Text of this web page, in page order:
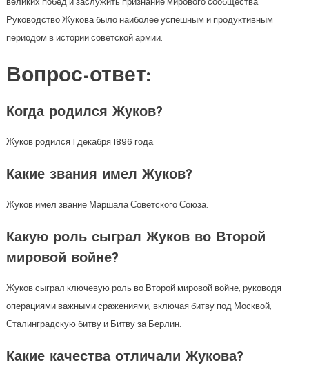
Руководство Жукова было наиболее успешным и продуктивным
периодом в истории советской армии.
Вопрос-ответ:
Когда родился Жуков?
Жуков родился 1 декабря 1896 года.
Какие звания имел Жуков?
Жуков имел звание Маршала Советского Союза.
Какую роль сыграл Жуков во Второй
мировой войне?
Жуков сыграл ключевую роль во Второй мировой войне, руководя
операциями важными сражениями, включая битву под Москвой,
Сталинградскую битву и Битву за Берлин.
Какие качества отличали Жукова?